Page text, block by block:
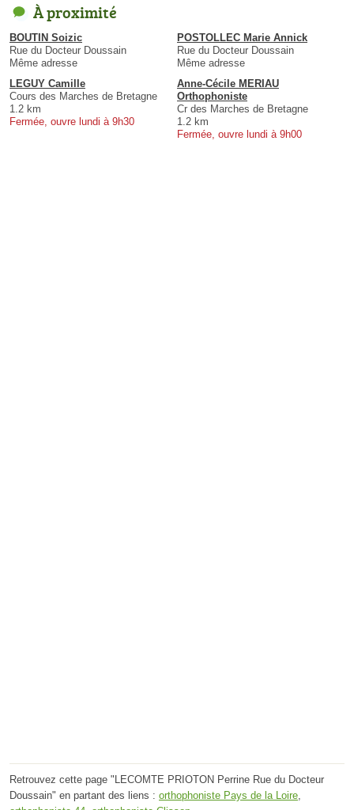
À proximité
BOUTIN Soizic
Rue du Docteur Doussain
Même adresse
POSTOLLEC Marie Annick
Rue du Docteur Doussain
Même adresse
LEGUY Camille
Cours des Marches de Bretagne
1.2 km
Fermée, ouvre lundi à 9h30
Anne-Cécile MERIAU
Orthophoniste
Cr des Marches de Bretagne
1.2 km
Fermée, ouvre lundi à 9h00
Retrouvez cette page "LECOMTE PRIOTON Perrine Rue du Docteur
Doussain" en partant des liens : orthophoniste Pays de la Loire,